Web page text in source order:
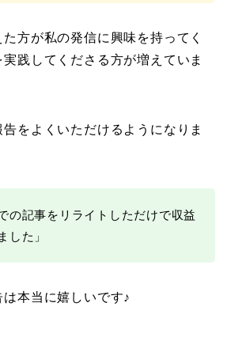
方が私の発信に興味を持ってく
践してくださる方が増えていま
をよくいただけるようになりま
の記事をリライトしただけで収益
した」
本当に嬉しいです♪